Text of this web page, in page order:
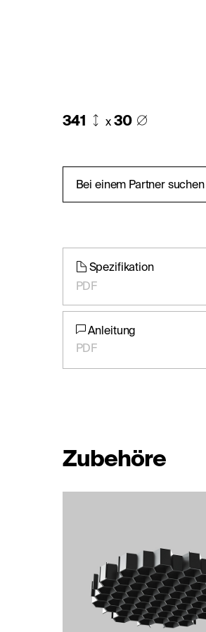
341 x 30
Bei einem Partner suchen
Spezifikation
PDF
Anleitung
PDF
Zubehöre